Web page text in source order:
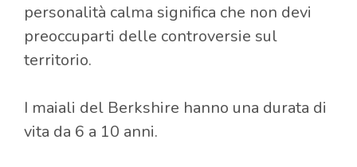
personalità calma significa che non devi
preoccuparti delle controversie sul
territorio.
I maiali del Berkshire hanno una durata di
vita da 6 a 10 anni.